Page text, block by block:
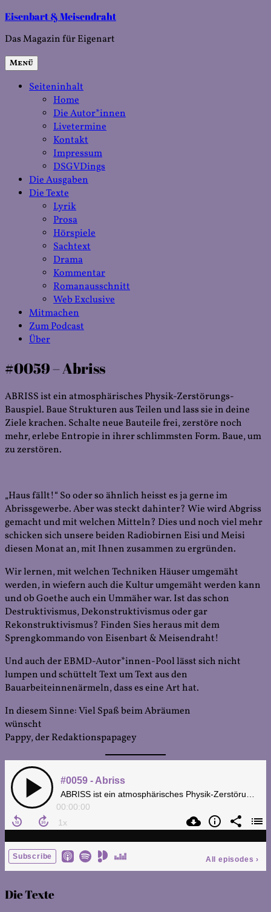
Zum
springen
Eisenbart & Meisendraht
Das Magazin für Eigenart
Menü
Seiteninhalt
Home
Die Autor*innen
Livetermine
Kontakt
Impressum
DSGVDings
Die Ausgaben
Die Texte
Lyrik
Prosa
Hörspiele
Sachtext
Drama
Kommentar
Romanausschnitt
Web Exclusive
Mitmachen
Zum Podcast
Über
#0059 – Abriss
ABRISS ist ein atmosphärisches Physik-Zerstörungs-
Bauspiel. Baue Strukturen aus Teilen und lass sie in deine
Ziele krachen. Schalte neue Bauteile frei, zerstöre noch
mehr, erlebe Entropie in ihrer schlimmsten Form. Baue, um
zu zerstören.
„Haus fällt!“ So oder so ähnlich heisst es ja gerne im
Abrissgewerbe. Aber was steckt dahinter? Wie wird Abgriss
gemacht und mit welchen Mitteln? Dies und noch viel mehr
schicken sich unsere beiden Radiobirnen Eisi und Meisi
diesen Monat an, mit Ihnen zusammen zu ergründen.
Wir lernen, mit welchen Techniken Häuser umgemäht
werden, in wiefern auch die Kultur umgemäht werden kann
und ob Goethe auch ein Ummäher war. Ist das schon
Destruktivismus, Dekonstruktivismus oder gar
Rekonstruktivismus? Finden Sies heraus mit dem
Sprengkommando von Eisenbart & Meisendraht!
Und auch der EBMD-Autor*innen-Pool lässt sich nicht
lumpen und schüttelt Text um Text aus den
Bauarbeiteinnenärmeln, dass es eine Art hat.
In diesem Sinne: Viel Spaß beim Abräumen
wünscht
Pappy, der Redaktionspapagey
Die Texte